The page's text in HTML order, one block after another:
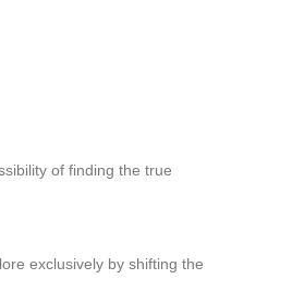
of finding the true
exclusively by shifting the